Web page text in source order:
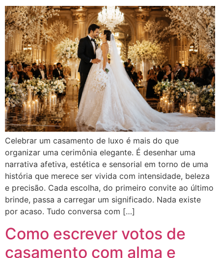
Celebrar um casamento de luxo é mais do que
organizar uma cerimônia elegante. É desenhar uma
narrativa afetiva, estética e sensorial em torno de uma
história que merece ser vivida com intensidade, beleza
e precisão. Cada escolha, do primeiro convite ao último
brinde, passa a carregar um significado. Nada existe
por acaso. Tudo conversa com […]
Como escrever votos de
casamento com alma e